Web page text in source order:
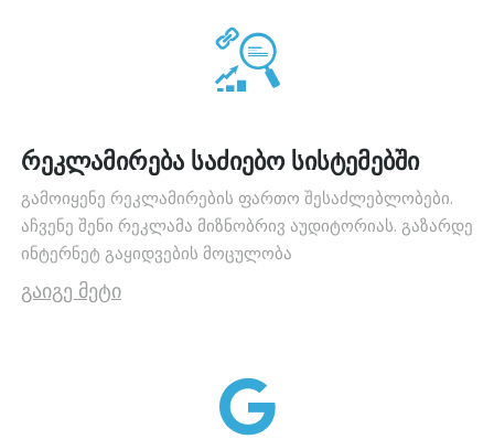
რეკლამირება საძიებო სისტემებში
გამოიყენე რეკლამირების ფართო შესაძლებლობები.
აჩვენე შენი რეკლამა მიზნობრივ აუდიტორიას. გაზარდე
ინტერნეტ გაყიდვების მოცულობა
გაიგე მეტი